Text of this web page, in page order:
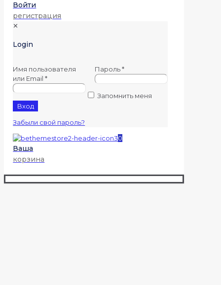
Войти
регистрация
✕
Login
Имя пользователя
или Email*
Пароль*
Запомнить меня
Вход
Забыли свой пароль?
0
Ваша
корзина